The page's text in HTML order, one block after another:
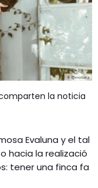
la noticia
Evaluna y el tal
hacia la realizació
tener una finca fa